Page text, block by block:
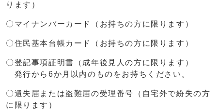
ります）
〇マイナンバーカード（お持ちの方に限ります）
〇住民基本台帳カード（お持ちの方に限ります）
〇登記事項証明書（成年後見人の方に限ります）
発行から6か月以内のものをお持ちください。
〇遺失届または盗難届の受理番号（自宅外で紛失の方
に限ります）